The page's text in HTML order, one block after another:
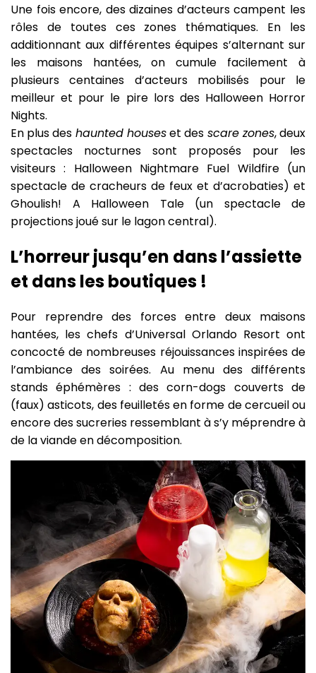
Une fois encore, des dizaines d’acteurs campent les
rôles de toutes ces zones thématiques. En les
additionnant aux différentes équipes s’alternant sur
les maisons hantées, on cumule facilement à
plusieurs centaines d’acteurs mobilisés pour le
meilleur et pour le pire lors des Halloween Horror
Nights.
En plus des haunted houseset des scare zones, deux
spectacles nocturnes sont proposés pour les
visiteurs : Halloween Nightmare Fuel Wildfire (un
spectacle de cracheurs de feux et d’acrobaties) et
Ghoulish! A Halloween Tale (un spectacle de
projections joué sur le lagon central).
L’horreur jusqu’en dans l’assiette
et dans les boutiques !
Pour reprendre des forces entre deux maisons
hantées, les chefs d’Universal Orlando Resort ont
concocté de nombreuses réjouissances inspirées de
l’ambiance des soirées. Au menu des différents
stands éphémères : des corn-dogs couverts de
(faux) asticots, des feuilletés en forme de cercueil ou
encore des sucreries ressemblant à s’y méprendre à
de la viande en décomposition.